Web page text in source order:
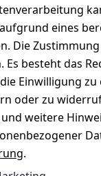
eines
Die
besteht das
Einwilligung zu
oder zu
und weitere
.
zum
&